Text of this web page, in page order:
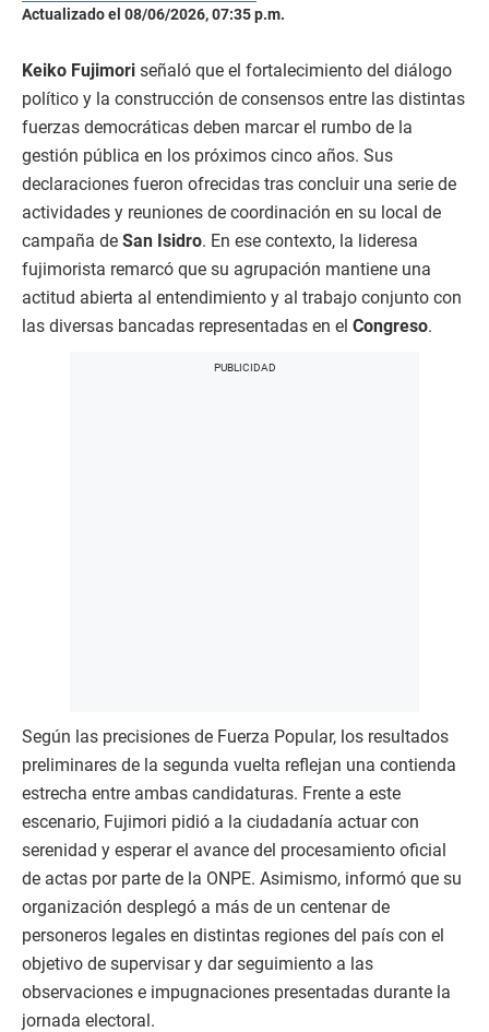
Actualizado el 08/06/2026, 07:35 p.m.
Keiko Fujimori señaló que el fortalecimiento del diálogo
político y la construcción de consensos entre las distintas
fuerzas democráticas deben marcar el rumbo de la
gestión pública en los próximos cinco años. Sus
declaraciones fueron ofrecidas tras concluir una serie de
actividades y reuniones de coordinación en su local de
campaña de San Isidro. En ese contexto, la lideresa
fujimorista remarcó que su agrupación mantiene una
actitud abierta al entendimiento y al trabajo conjunto con
las diversas bancadas representadas en el Congreso.
Según las precisiones de Fuerza Popular, los resultados
preliminares de la segunda vuelta reflejan una contienda
estrecha entre ambas candidaturas. Frente a este
escenario, Fujimori pidió a la ciudadanía actuar con
serenidad y esperar el avance del procesamiento oficial
de actas por parte de la ONPE. Asimismo, informó que su
organización desplegó a más de un centenar de
personeros legales en distintas regiones del país con el
objetivo de supervisar y dar seguimiento a las
observaciones e impugnaciones presentadas durante la
jornada electoral.